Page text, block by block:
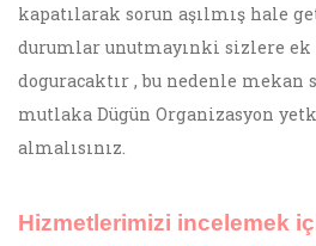
kapatılarak sorun aşılmış hale
durumlar unutmayınki sizlere
doguracaktır , bu nedenle mekan
mutlaka Dügün Organizasyon
almalısınız.
Hizmetlerimizi incelemek